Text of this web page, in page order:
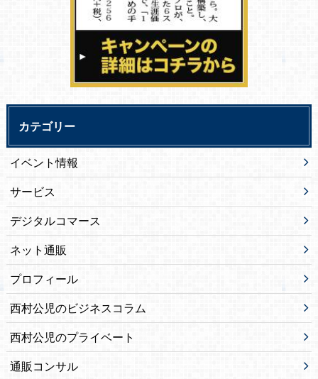
カテゴリー
イベント情報
サービス
デジタルコマース
ネット通販
プロフィール
西村公児のビジネスコラム
西村公児のプライベート
通販コンサル